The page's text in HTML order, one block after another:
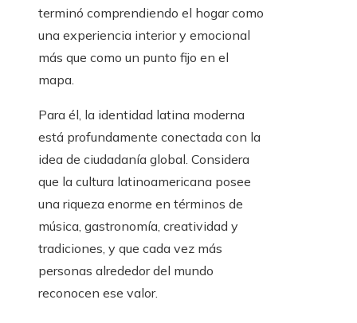
terminó comprendiendo el hogar como
una experiencia interior y emocional
más que como un punto fijo en el
mapa.
Para él, la identidad latina moderna
está profundamente conectada con la
idea de ciudadanía global. Considera
que la cultura latinoamericana posee
una riqueza enorme en términos de
música, gastronomía, creatividad y
tradiciones, y que cada vez más
personas alrededor del mundo
reconocen ese valor.